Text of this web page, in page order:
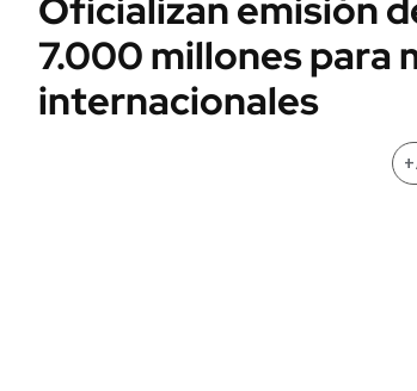
Campo
FINANZAS
Dólar
7.000 millones para
internacionales
+